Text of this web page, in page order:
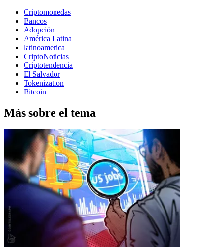
Criptomonedas
Bancos
Adopción
América Latina
latinoamerica
CriptoNoticias
Criptotendencia
El Salvador
Tokenization
Bitcoin
Más sobre el tema